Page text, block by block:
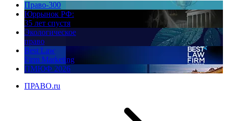
Право-300
Юррынок РФ:
35 лет спустя
Экологическое
право
Best Law
Firm Marketing
ПМЮФ 2026
ПРАВО.ru